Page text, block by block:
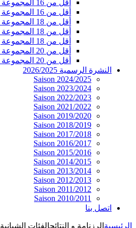
أقل من 16 المجموعة ب
أقل من 16 المجموعة ج
أقل من 18 المجموعة أ
أقل من 18 المجموعة ب
أقل من 18 المجموعة ج
أقل من 20 المجموعة أ
أقل من 20 المجموعة ب
النشرة الرسمية 2026/2025
Saison 2024/2025
Saison 2023/2024
Saison 2022/2023
Saison 2021/2022
Saison 2019/2020
Saison 2018/2019
Saison 2017/2018
Saison 2016/2017
Saison 2015/2016
Saison 2014/2015
Saison 2013/2014
Saison 2012/2013
Saison 2011/2012
Saison 2010/2011
اتصل بنا
الرئيسية الرزنامة و النتائجالفئات الشبانية